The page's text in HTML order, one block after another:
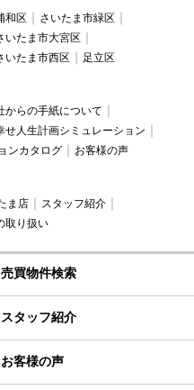
和区
さいたま市緑区
いたま市大宮区
いたま市西区 足立区
からの手紙について
せ人生計画シミュレーション
ンカタログ お客様の声
ま店
スタッフ紹介
取り扱い
売買物件検索
スタッフ紹介
お客様の声